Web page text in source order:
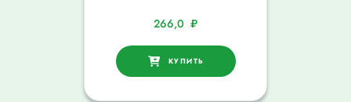
266,0 ₽
КУПИТЬ